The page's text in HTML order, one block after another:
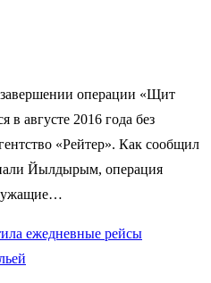
операции «Щит
августе 2016 года без
«Рейтер». Как сообщил
Йылдырым, операция